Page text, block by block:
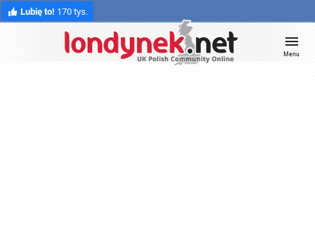
Lubię to! 170 tys.
Menu